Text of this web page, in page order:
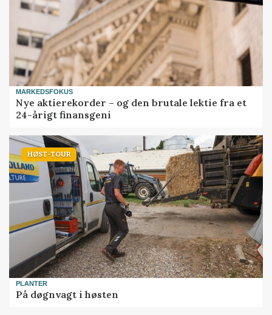
MARKEDSFOKUS
Nye aktierekorder – og den brutale lektie fra et
24-årigt finansgeni
HØST-TOUR
PLANTER
På døgnvagt i høsten